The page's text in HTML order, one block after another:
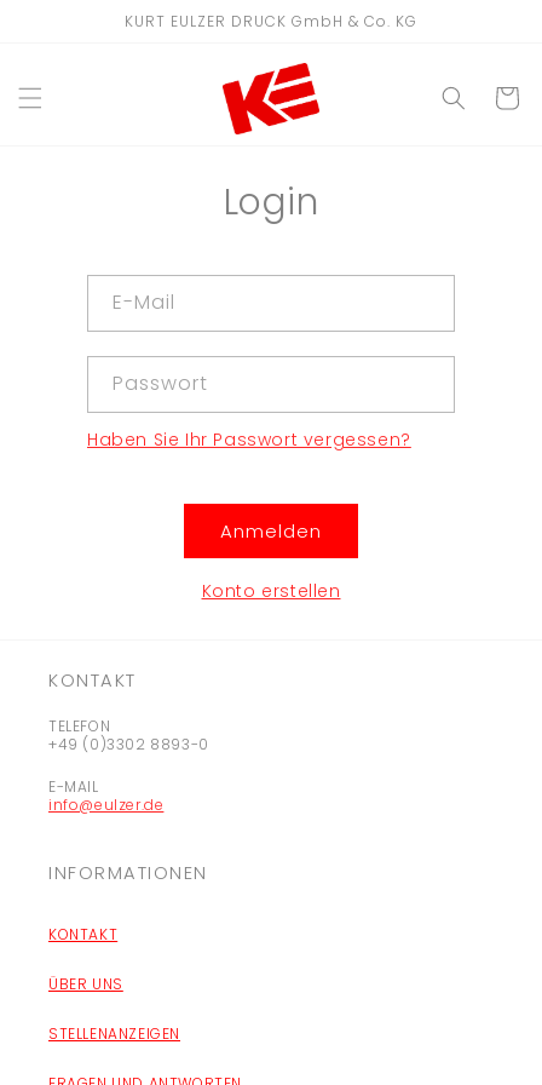
KURT EULZER DRUCK GmbH & Co. KG
Login
E-Mail
Passwort
Haben Sie Ihr Passwort vergessen?
Anmelden
Konto erstellen
KONTAKT
TELEFON
+49 (0)3302 8893-0
E-MAIL
info@eulzer.de
INFORMATIONEN
KONTAKT
ÜBER UNS
STELLENANZEIGEN